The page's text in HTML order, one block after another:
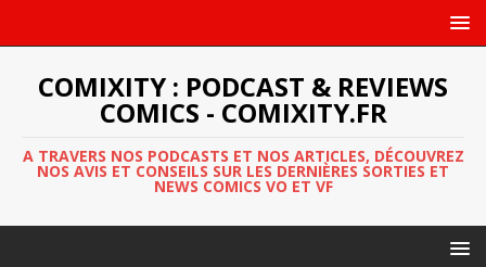
COMIXITY : PODCAST & REVIEWS
COMICS - COMIXITY.FR
A TRAVERS NOS PODCASTS ET NOS ARTICLES, DÉCOUVREZ
NOS AVIS ET CONSEILS SUR LES DERNIÈRES SORTIES ET
NEWS COMICS VO ET VF